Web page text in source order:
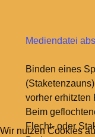
Mediendatei
Binden eines
vorher erhitzten
Beim
Flecht- oder
Wir nutzen Cookies